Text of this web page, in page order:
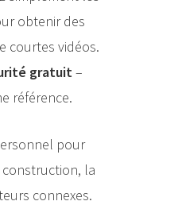
obtenir des
courtes vidéos.
gratuit–
référence.
pour
la
connexes.